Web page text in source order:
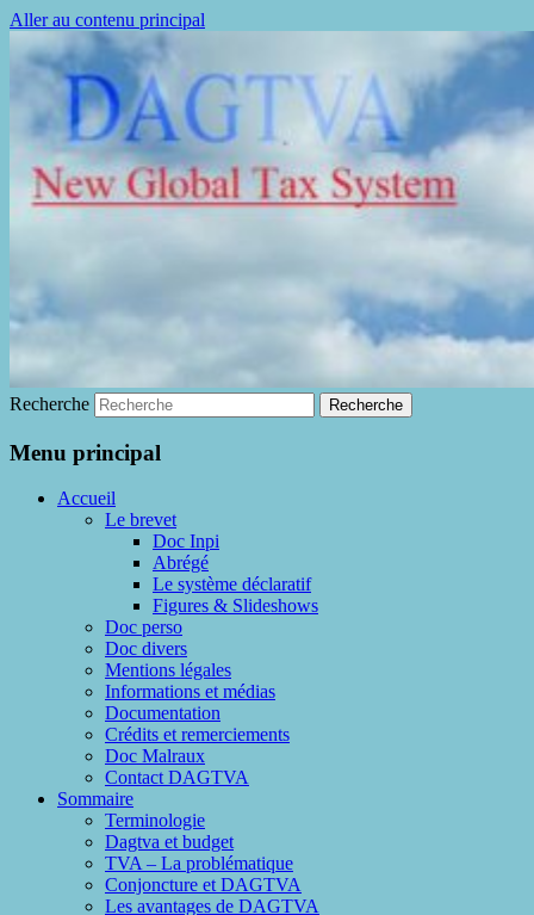
Aller au contenu principal
DAGTVA
La fin de la fraude à la TVA
Recherche
Menu principal
Accueil
Le brevet
Doc Inpi
Abrégé
Le système déclaratif
Figures & Slideshows
Doc perso
Doc divers
Mentions légales
Informations et médias
Documentation
Crédits et remerciements
Doc Malraux
Contact DAGTVA
Sommaire
Terminologie
Dagtva et budget
TVA – La problématique
Conjoncture et DAGTVA
Les avantages de DAGTVA